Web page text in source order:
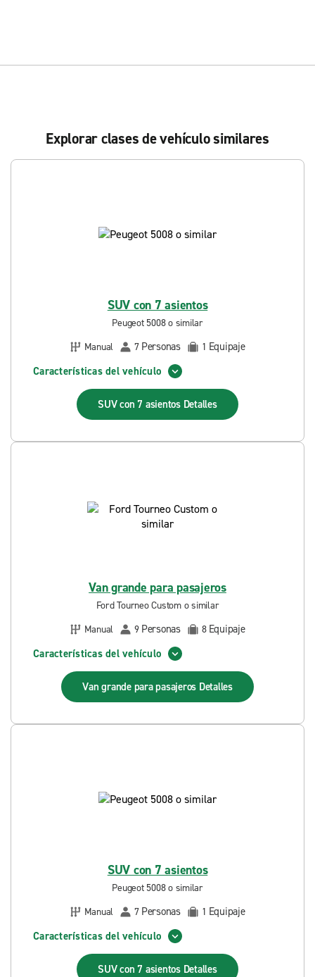
Explorar clases de vehículo similares
SUV con 7 asientos
Peugeot 5008 o similar
Manual
7 Personas 1 Equipaje
Características del vehículo
SUV con 7 asientos Detalles
Van grande para pasajeros
Ford Tourneo Custom o similar
Manual
9 Personas 8 Equipaje
Características del vehículo
Van grande para pasajeros Detalles
SUV con 7 asientos
Peugeot 5008 o similar
Manual
7 Personas 1 Equipaje
Características del vehículo
SUV con 7 asientos Detalles